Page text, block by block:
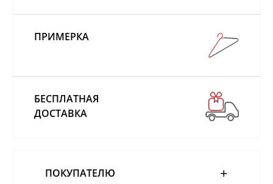
ПРИМЕРКА
БЕСПЛАТНАЯ
ДОСТАВКА
ПОКУПАТЕЛЮ